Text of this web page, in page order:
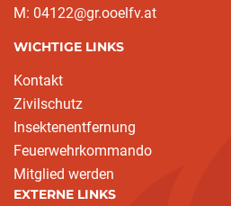
M: 04122@gr.ooelfv.at
WICHTIGE LINKS
Kontakt
Zivilschutz
Insektenentfernung
Feuerwehrkommando
Mitglied werden
EXTERNE LINKS